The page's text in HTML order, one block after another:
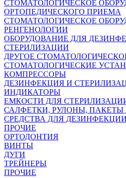
СТОМАТОЛОГИЧЕСКОЕ
ОРТОПЕДИЧЕСКОГО ПРИЕМА
СТОМАТОЛОГИЧЕСКОЕ
РЕНГЕНОЛОГИИ
ОБОРУДОВАНИЕ ДЛЯ
СТЕРИЛИЗАЦИИ
ДРУГОЕ
СТОМАТОЛОГИЧЕСКИЕ
КОМПРЕССОРЫ
ДЕЗИНФЕКЦИЯ И
ИНДИКАТОРЫ
ЕМКОСТИ ДЛЯ
САЛФЕТКИ, РУЛОНЫ, ПАКЕТЫ
СРЕДСТВА ДЛЯ
ПРОЧИЕ
ОРТОДОНТИЯ
ВИНТЫ
ДУГИ
ТРЕЙНЕРЫ
ПРОЧИЕ